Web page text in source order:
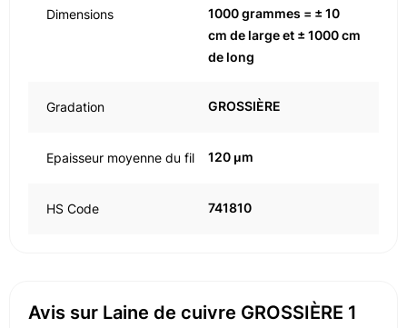
Dimensions
1000 grammes = ± 10
cm de large et ± 1000 cm
de long
Gradation GROSSIÈRE
Epaisseur moyenne du fil 120 μm
HS Code 741810
Avis sur Laine de cuivre GROSSIÈRE 1